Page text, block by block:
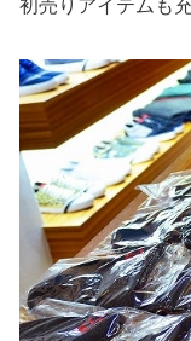
初売りアイテムも充